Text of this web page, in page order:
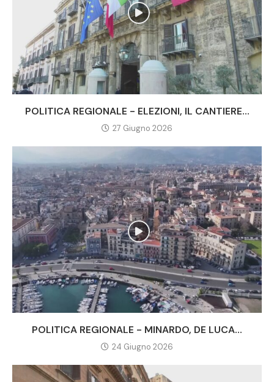
POLITICA REGIONALE - ELEZIONI, IL CANTIERE...
27 Giugno 2026
POLITICA REGIONALE - MINARDO, DE LUCA...
24 Giugno 2026